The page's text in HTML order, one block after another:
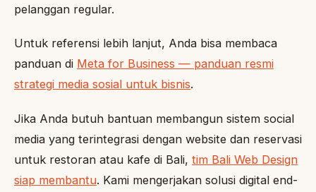
pelanggan regular.
Untuk referensi lebih lanjut, Anda bisa membaca
panduan di Meta for Business — panduan resmi
strategi media sosial untuk bisnis.
Jika Anda butuh bantuan membangun sistem social
media yang terintegrasi dengan website dan reservasi
untuk restoran atau kafe di Bali, tim Bali Web Design
siap membantu. Kami mengerjakan solusi digital end-